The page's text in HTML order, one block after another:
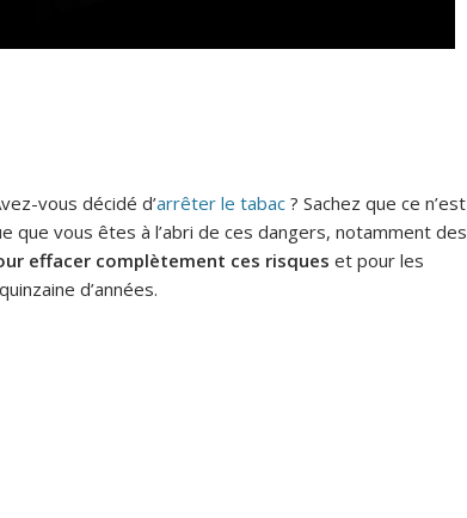
vous décidé d’arrêter le tabac ? Sachez que ce n’est
vous êtes à l’abri de ces dangers, notamment des
effacer complètement ces risques et pour les
d’années.